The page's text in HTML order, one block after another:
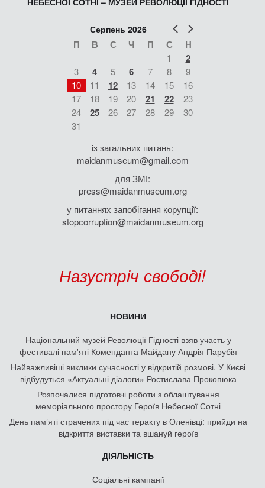
Попер
Серпень 2026
П В С Ч П С Н
1 2
3 4 5 6 7 8
9
10
11 12 13 14 15
16
17
18 19 20 21 22
23
24
25 26 27 28 29
30
31
із загальних питань:
maidanmuseum@gmail.com
для ЗМІ:
press@maidanmuseum.org
у питаннях запобігання корупції:
stopcorruption@maidanmuseum.org
Назустріч свободі!
НОВИНИ
Національний музей Революції Гідності взяв участь у
фестивалі пам'яті Коменданта Майдану Андрія Парубія
Найважливіші виклики сучасності у відкритій розмові. У Києві
відбудуться «Актуальні діалоги» Ростислава Прокопюка
Розпочалися підготовчі роботи з облаштування
меморіального простору Героїв Небесної Сотні
День памʼяті страчених під час теракту в Оленівці: прийди на
відкриття виставки та вшануй героїв
ДІЯЛЬНІСТЬ
Соціальні кампанії